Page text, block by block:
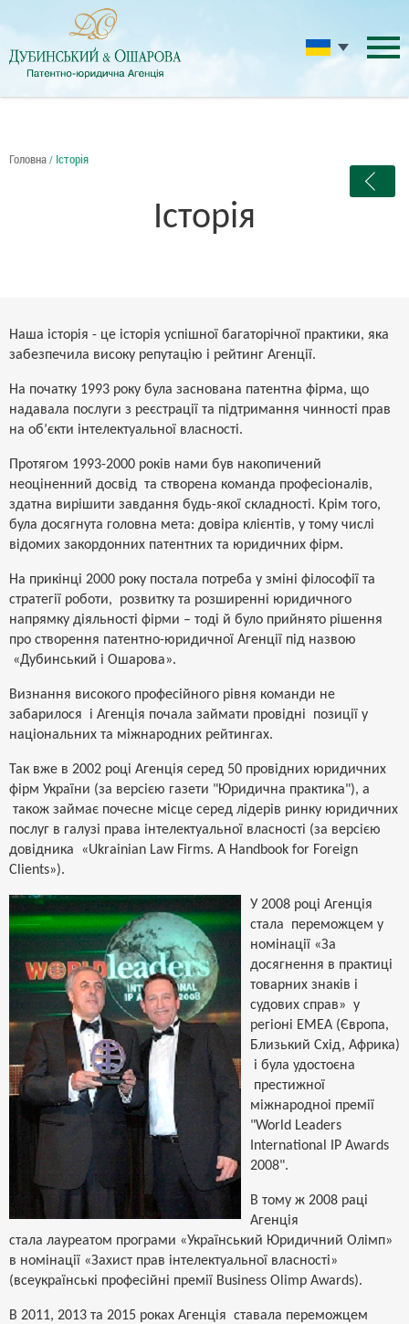
Головна / Історія
Історія
Наша історія - це історія успішної багаторічної практики, яка
забезпечила високу репутацію і рейтинг Агенції.
На початку 1993 року була заснована патентна фірма, що
надавала послуги з реєстрації та підтримання чинності прав
на об’єкти інтелектуальної власності.
Протягом 1993-2000 років нами був накопичений
неоціненний досвід та створена команда професіоналів,
здатна вирішити завдання будь-якої складності. Крім того,
була досягнута головна мета: довіра клієнтів, у тому числі
відомих закордонних патентних та юридичних фірм.
На прикінці 2000 року постала потреба у зміні філософії та
стратегії роботи, розвитку та розширенні юридичного
напрямку діяльності фірми – тоді й було прийнято рішення
про створення патентно-юридичної Агенції під назвою
«Дубинський і Ошарова».
Визнання високого професійного рівня команди не
забарилося і Агенція почала займати провідні позиції у
національних та міжнародних рейтингах.
Так вже в 2002 році Агенція серед 50 провідних юридичних
фірм України (за версією газети "Юридична практика"), а
також займає почесне місце серед лідерів ринку юридичних
послуг в галузі права інтелектуальної власності (за версією
довідника «Ukrainian Law Firms. A Handbook for Foreign
Clients»).
У 2008 році Агенція
стала переможцем у
номінації «За
досягнення в практиці
товарних знаків і
судових справ» у
регіоні ЕМЕА (Європа,
Близький Схід, Африка)
і була удостоєна
престижної
міжнародноі премії
"World Leaders
International IP Awards
2008".
В тому ж 2008 раці
Агенція
стала лауреатом програми «Український Юридичний Олімп»
в номінації «Захист прав інтелектуальної власності»
(всеукраїнські професійні премії Business Olimp Awards).
В 2011, 2013 та 2015 роках Агенція ставала переможцем